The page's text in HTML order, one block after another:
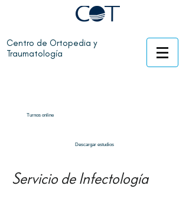
Centro de Ortopedia y
Traumatología
Turnos online
Descargar estudios
Servicio de Infectología